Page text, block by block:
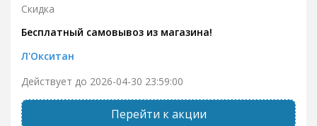
Скидка
Бесплатный самовывоз из магазина!
Л'Окситан
Действует до 2026-04-30 23:59:00
Перейти к акции